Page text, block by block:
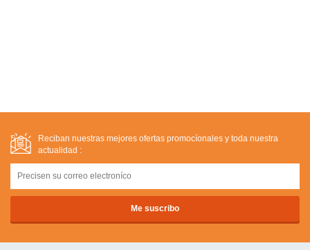
Reciban nuestras mejores ofertas promocíonales y toda nuestra
actualidad :